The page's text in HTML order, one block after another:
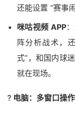
还能设置 “赛事
咪咕视频 APP
阵分析战术，
式”，和国内球
就在现场。
?️ 电脑：多窗口操